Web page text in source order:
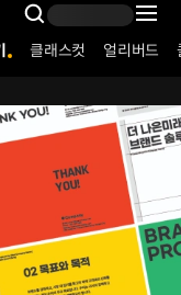
Search
클래스컷 얼리버드